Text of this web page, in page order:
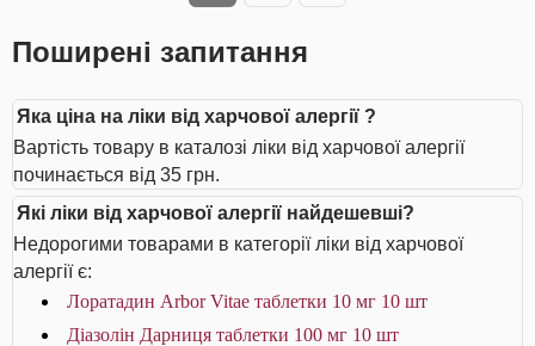
Поширені запитання
Яка ціна на ліки від харчової алергії ?
Вартість товару в каталозі ліки від харчової алергії
починається від 35 грн.
Які ліки від харчової алергії найдешевші?
Недорогими товарами в категорії ліки від харчової
алергії є:
Лоратадин Arbor Vitae таблетки 10 мг 10 шт
Діазолін Дарниця таблетки 100 мг 10 шт